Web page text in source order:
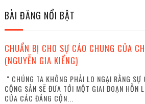
BÀI ĐĂNG NỔI BẬT
CHUẨN BỊ CHO SỰ CÁO CHUNG CỦA
(NGUYỄN GIA KIỂNG)
" CHÚNG TA KHÔNG PHẢI LO NGẠI RẰNG
CỘNG SẢN SẼ ĐƯA TỚI MỘT GIAI ĐOẠN HỖN
CỦA CÁC ĐẢNG CỘN...